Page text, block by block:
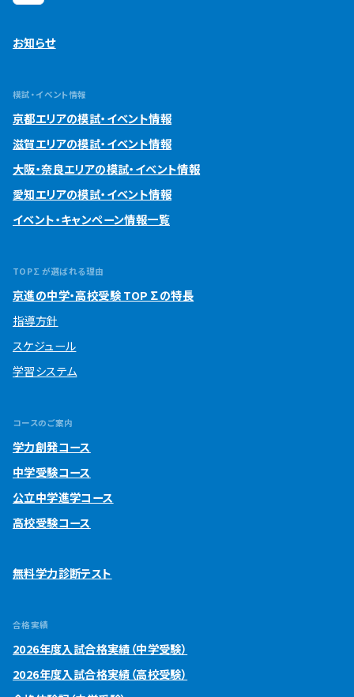
お知らせ
模試・イベント情報
京都エリアの模試・イベント情報
滋賀エリアの模試・イベント情報
大阪・奈良エリアの模試・イベント情報
愛知エリアの模試・イベント情報
イベント・キャンペーン情報一覧
TOP∑が選ばれる理由
京進の中学・高校受験 TOP∑の特長
指導方針
スケジュール
学習システム
コースのご案内
学力創発コース
中学受験コース
公立中学進学コース
高校受験コース
無料学力診断テスト
合格実績
2026年度入試合格実績（中学受験）
2026年度入試合格実績（高校受験）